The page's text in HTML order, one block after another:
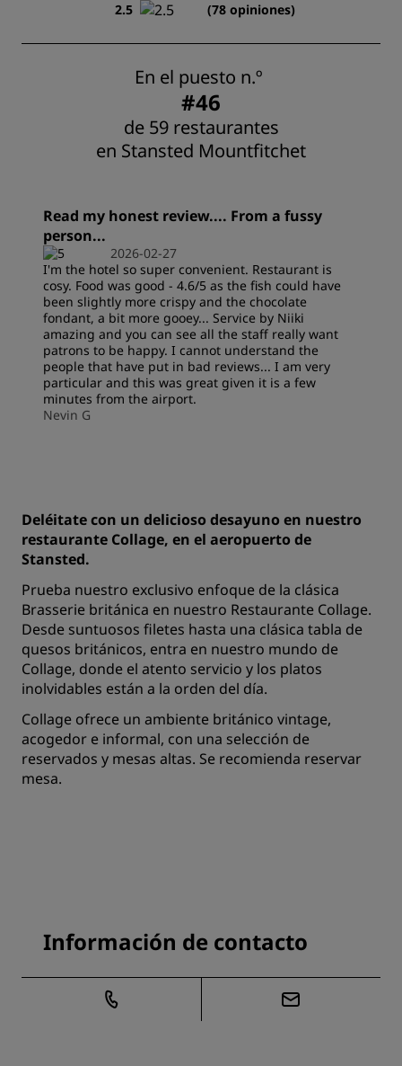
2.5 (78 opiniones)
En el puesto n.º
#46
de 59 restaurantes
en Stansted Mountfitchet
Read my honest review.... From a fussy
person...
2026-02-27
I'm the hotel so super convenient. Restaurant is
cosy. Food was good - 4.6/5 as the fish could have
been slightly more crispy and the chocolate
fondant, a bit more gooey... Service by Niiki
amazing and you can see all the staff really want
patrons to be happy. I cannot understand the
people that have put in bad reviews... I am very
particular and this was great given it is a few
minutes from the airport.
Nevin G
Deléitate con un delicioso desayuno en nuestro
restaurante Collage, en el aeropuerto de
Stansted.
Prueba nuestro exclusivo enfoque de la clásica
Brasserie británica en nuestro Restaurante Collage.
Desde suntuosos filetes hasta una clásica tabla de
quesos británicos, entra en nuestro mundo de
Collage, donde el atento servicio y los platos
inolvidables están a la orden del día.
Collage ofrece un ambiente británico vintage,
acogedor e informal, con una selección de
reservados y mesas altas. Se recomienda reservar
mesa.
Información de contacto